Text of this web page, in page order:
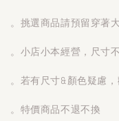
。挑選商品請預留穿著
。小店小本經營，尺寸
。若有尺寸&顏色疑慮
。特價商品不退不換